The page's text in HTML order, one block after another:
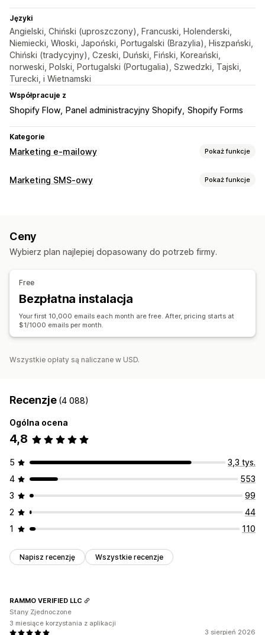
Języki
Angielski, Chiński (uproszczony), Francuski, Holenderski,
Niemiecki, Włoski, Japoński, Portugalski (Brazylia), Hiszpański,
Chiński (tradycyjny), Czeski, Duński, Fiński, Koreański,
norweski, Polski, Portugalski (Portugalia), Szwedzki, Tajski,
Turecki, i Wietnamski
Współpracuje z
Shopify Flow Panel administracyjny Shopify Shopify Forms
Kategorie
Marketing e-mailowy Pokaż funkcje
Rodzaje kampanii
E-maile o stanie koszyka
Porzucony koszyk Przeglądaj porzucenie koszyka
E-maile o odzyskaniu klienta
Kampanie niestandardowe
Zarządzanie kampaniami
Edytor Wzorce Generowanie treści przy pomocy AI
Kod niestandardowy
Import i eksport
Informacje i wskazówki
Marketing SMS-owy Pokaż funkcje
Współczynniki konwersji
Segmentacja
Ceny
Wybierz plan najlepiej dopasowany do potrzeb firmy.
Free
Bezpłatna instalacja
Your first 10,000 emails each month are free. After, pricing starts at
$1/1000 emails per month.
Wszystkie opłaty są naliczane w USD.
Recenzje (4 088)
Ogólna ocena
4,8
5
3,3 tys.
4
553
3
99
2
44
1
110
Napisz recenzję Wszystkie recenzje
3 sierpień 2026
RAMMO VERIFIED LLC
Stany Zjednoczone
3 miesiące korzystania z aplikacji